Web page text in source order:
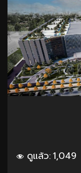
ดูแล้ว:1,049